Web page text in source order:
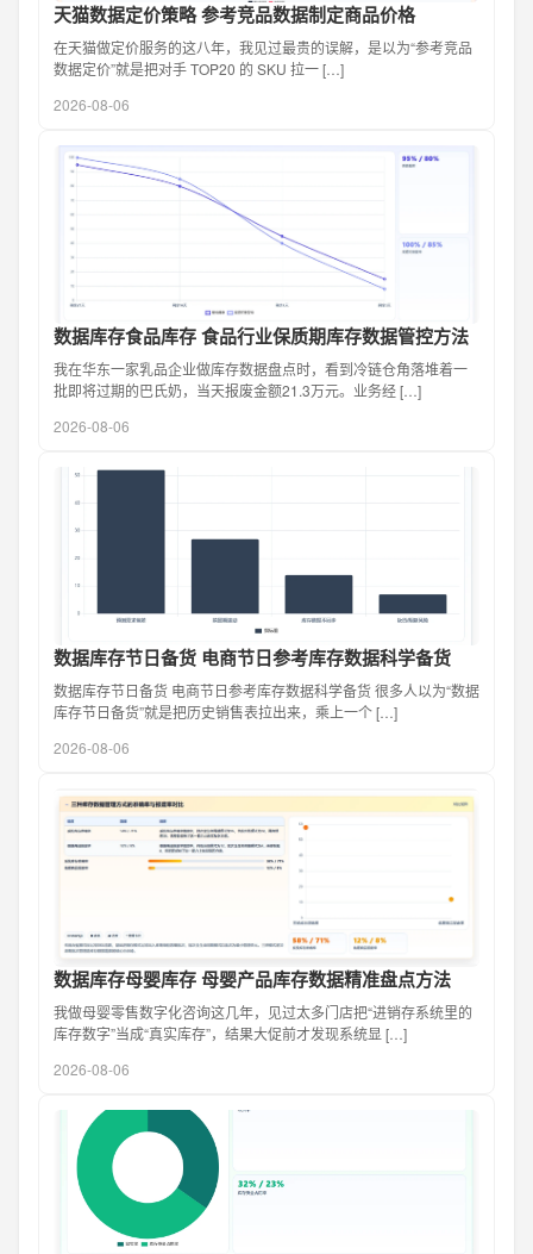
天猫数据定价策略 参考竞品数据制定商品价格
在天猫做定价服务的这八年，我见过最贵的误解，是以为“参考竞品
数据定价”就是把对手 TOP20 的 SKU 拉一 […]
2026-08-06
数据库存食品库存 食品行业保质期库存数据管控方法
我在华东一家乳品企业做库存数据盘点时，看到冷链仓角落堆着一
批即将过期的巴氏奶，当天报废金额21.3万元。业务经 […]
2026-08-06
数据库存节日备货 电商节日参考库存数据科学备货
数据库存节日备货 电商节日参考库存数据科学备货 很多人以为“数据
库存节日备货”就是把历史销售表拉出来，乘上一个 […]
2026-08-06
数据库存母婴库存 母婴产品库存数据精准盘点方法
我做母婴零售数字化咨询这几年，见过太多门店把“进销存系统里的
库存数字”当成“真实库存”，结果大促前才发现系统显 […]
2026-08-06